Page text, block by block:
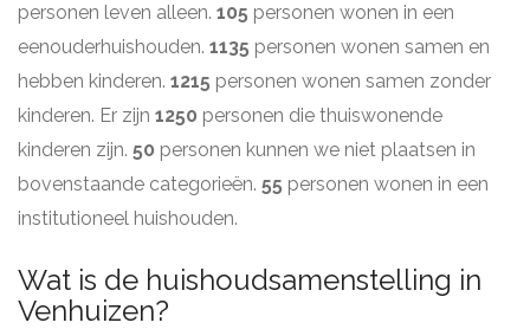
personen leven alleen. 105 personen wonen in een
eenouderhuishouden. 1135 personen wonen samen en
hebben kinderen. 1215 personen wonen samen zonder
kinderen. Er zijn 1250 personen die thuiswonende
kinderen zijn. 50 personen kunnen we niet plaatsen in
bovenstaande categorieën. 55 personen wonen in een
institutioneel huishouden.
Wat is de huishoudsamenstelling in
Venhuizen?